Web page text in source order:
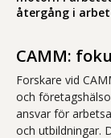
återgång i
CAMM:
Forskare vid
och
ansvar för
och utbildningar.